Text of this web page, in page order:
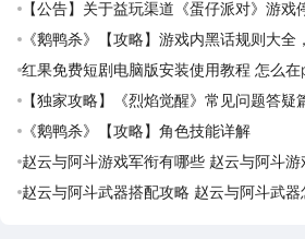
【公告】关于益玩渠道《蛋仔派对》游戏
《鹅鸭杀》【攻略】游戏内黑话规则大全
红果免费短剧电脑版安装使用教程 怎么
【独家攻略】《烈焰觉醒》常见问题答疑
《鹅鸭杀》【攻略】角色技能详解
赵云与阿斗游戏军衔有哪些 赵云与阿斗游
赵云与阿斗武器搭配攻略 赵云与阿斗武器